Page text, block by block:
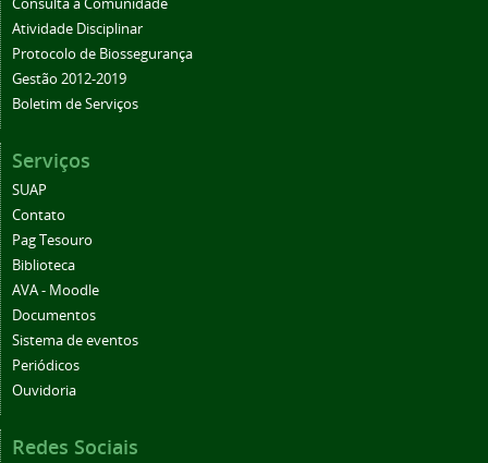
Atividade Disciplinar
Protocolo de Biossegurança
Gestão 2012-2019
Boletim de Serviços
Serviços
SUAP
Contato
Pag Tesouro
Biblioteca
AVA - Moodle
Documentos
Sistema de eventos
Periódicos
Ouvidoria
Redes Sociais